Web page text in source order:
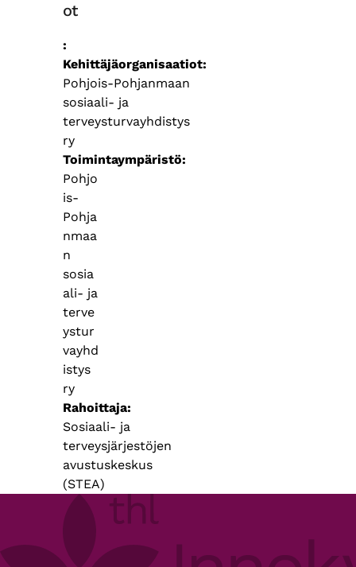
ot
Kehittäjäorganisaatiot
Pohjois-Pohjanmaan
sosiaali- ja
terveysturvayhdistys
ry
Toimintaympäristö
Pohjo
is-
Pohja
nmaa
n
sosia
ali- ja
terve
ystur
vayhd
istys
ry
Rahoittaja
Sosiaali- ja
terveysjärjestöjen
avustuskeskus
(STEA)